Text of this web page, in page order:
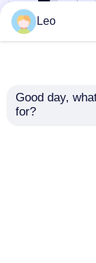
สวิตช์เกียร์หุ้มฉ
ราคาถู
Leo
Good day,
for?